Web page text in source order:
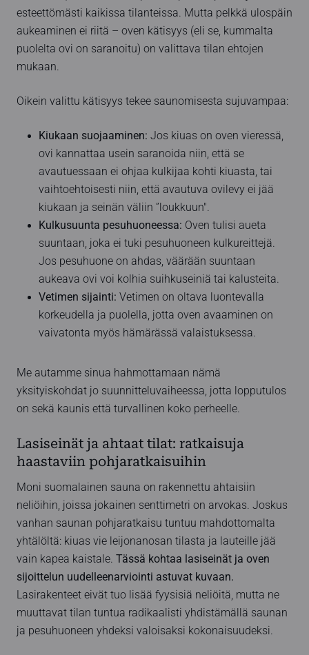
esteettömästi kaikissa tilanteissa. Mutta pelkkä ulospäin
aukeaminen ei riitä – oven kätisyys (eli se, kummalta
puolelta ovi on saranoitu) on valittava tilan ehtojen
mukaan.
Oikein valittu kätisyys tekee saunomisesta sujuvampaa:
Kiukaan suojaaminen: Jos kiuas on oven vieressä,
ovi kannattaa usein saranoida niin, että se
avautuessaan ei ohjaa kulkijaa kohti kiuasta, tai
vaihtoehtoisesti niin, että avautuva ovilevy ei jää
kiukaan ja seinän väliin ”loukkuun".
Kulkusuunta pesuhuoneessa: Oven tulisi aueta
suuntaan, joka ei tuki pesuhuoneen kulkureittejä.
Jos pesuhuone on ahdas, väärään suuntaan
aukeava ovi voi kolhia suihkuseiniä tai kalusteita.
Vetimen sijainti: Vetimen on oltava luontevalla
korkeudella ja puolella, jotta oven avaaminen on
vaivatonta myös hämärässä valaistuksessa.
Me autamme sinua hahmottamaan nämä
yksityiskohdat jo suunnitteluvaiheessa, jotta lopputulos
on sekä kaunis että turvallinen koko perheelle.
Lasiseinät ja ahtaat tilat: ratkaisuja
haastaviin pohjaratkaisuihin
Moni suomalainen sauna on rakennettu ahtaisiin
neliöihin, joissa jokainen senttimetri on arvokas. Joskus
vanhan saunan pohjaratkaisu tuntuu mahdottomalta
yhtälöltä: kiuas vie leijonanosan tilasta ja lauteille jää
vain kapea kaistale. Tässä kohtaa lasiseinät ja oven
sijoittelun uudelleenarviointi astuvat kuvaan.
Lasirakenteet eivät tuo lisää fyysisiä neliöitä, mutta ne
muuttavat tilan tuntua radikaalisti yhdistämällä saunan
ja pesuhuoneen yhdeksi valoisaksi kokonaisuudeksi.